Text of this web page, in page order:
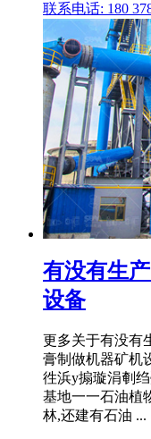
联系电话: 180
有没有生
设备
更多关于有没有
膏制做机器矿机
徃浜у搧璇涓剦
基地一一石油植
林,还建有石油 ...